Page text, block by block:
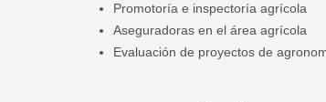
Promotoría e inspectoría agrícola
Aseguradoras en el área agrícola
Evaluación de proyectos de